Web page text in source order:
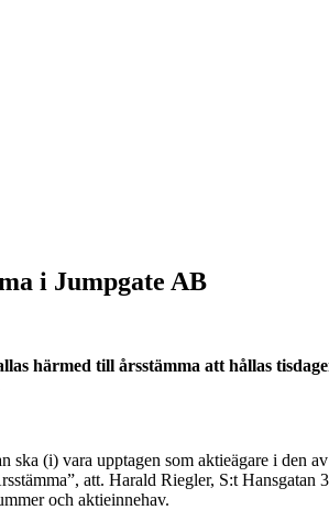
i Jumpgate AB
härmed till årsstämma att hållas
ska (i) vara upptagen som aktieägare i den
att. Harald Riegler, S:t
och aktieinnehav.